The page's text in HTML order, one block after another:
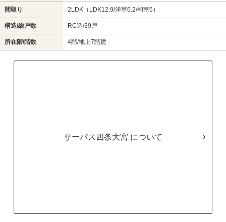
間取り 2LDK（LDK12.9/洋室6.2/和室6）
構造/総戸数 RC造/39戸
所在階/階数 4階/地上7階建
サーパス四条大宮